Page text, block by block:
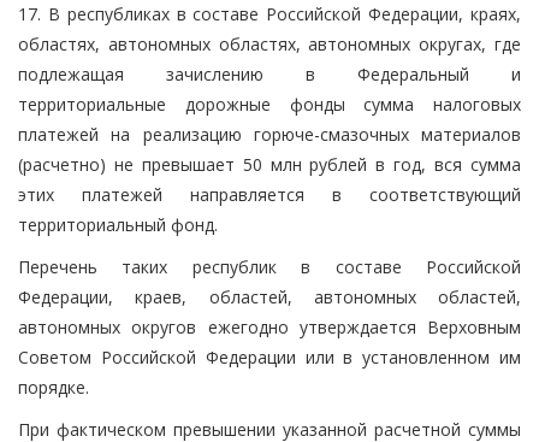
17. В республиках в составе Российской Федерации, краях,
областях, автономных областях, автономных округах, где
подлежащая зачислению в Федеральный и
территориальные дорожные фонды сумма налоговых
платежей на реализацию горюче-смазочных материалов
(расчетно) не превышает 50 млн рублей в год, вся сумма
этих платежей направляется в соответствующий
территориальный фонд.
Перечень таких республик в составе Российской
Федерации, краев, областей, автономных областей,
автономных округов ежегодно утверждается Верховным
Советом Российской Федерации или в установленном им
порядке.
При фактическом превышении указанной расчетной суммы